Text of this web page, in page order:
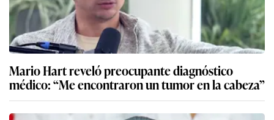
Mario Hart reveló preocupante diagnóstico
médico: “Me encontraron un tumor en la cabeza”